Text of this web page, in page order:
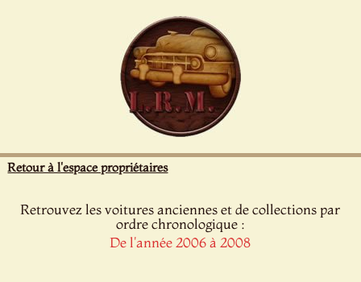
Retour à l'espace propriétaires
Retrouvez les voitures anciennes et de collections par
ordre chronologique :
De l'année 2006 à 2008